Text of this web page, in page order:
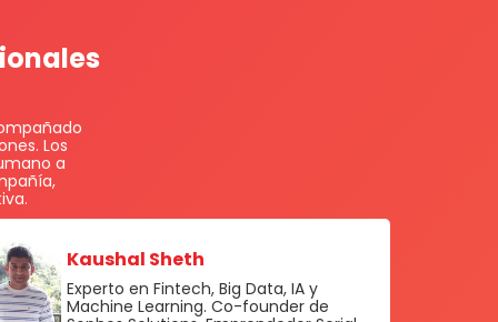
Los
a
Kaushal Sheth
Experto en Fintech, Big Data, IA y
Machine Learning. Co-founder de